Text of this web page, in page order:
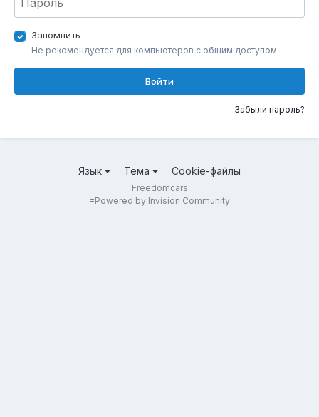
Запомнить
Не рекомендуется для компьютеров с общим доступом
Войти
Забыли пароль?
Язык Тема Cookie-файлы
Freedomcars
=Powered by Invision Community